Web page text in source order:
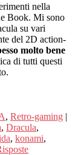
nella
Book. Mi sono
su vari
del 2D action-
molto bene
di tutti questi
, Retro-gaming |
, Dracula,
, konami,